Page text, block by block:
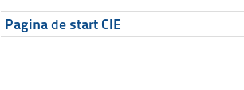
Pagina de start CIE